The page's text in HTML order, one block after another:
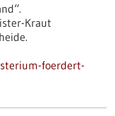
Kraut
foerdert-